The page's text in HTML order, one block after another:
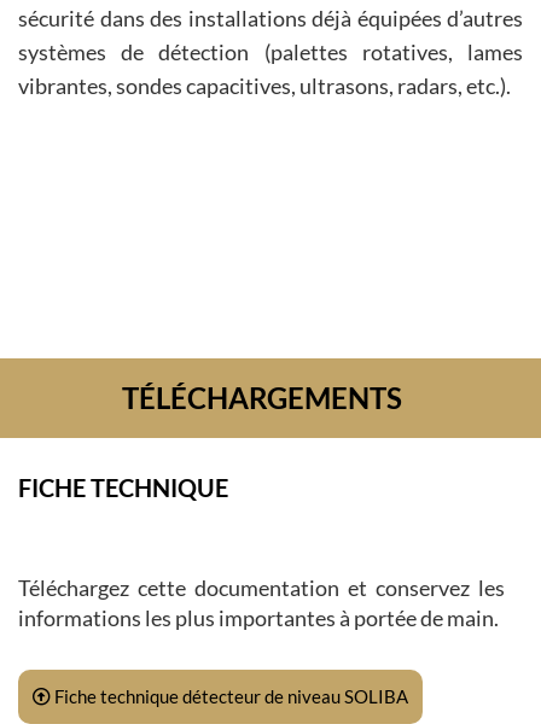
sécurité dans des installations déjà équipées d’autres
systèmes de détection (palettes rotatives, lames
vibrantes, sondes capacitives, ultrasons, radars, etc.).
TÉLÉCHARGEMENTS
FICHE TECHNIQUE
Téléchargez cette documentation et conservez les
informations les plus importantes à portée de main.
Fiche technique détecteur de niveau SOLIBA